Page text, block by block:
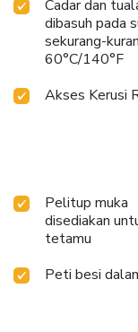
yang lazat di lokasi.
lapar! Restoran-
hidangan yang
dihabiskan di bar
yang sama seperti
anda. Di Hotel
berpatutan
mudah di lokasi.
boleh menikmati
dengan ketenangan
yang terletak
Cadar dan
dibasuh pada
sekurang-
60°C/140°F
Akses Kerusi
Pelitup muka
disediakan
tetamu
Peti besi